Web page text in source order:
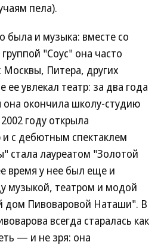
пела).
была и музыка: вместе со
"Соус" она часто
Москвы, Питера, других
увлекал театр: за два года
она окончила школу-студию
году открыла
и с дебютным спектаклем
стала лауреатом "Золотой
время у нее был еще и
музыкой, театром и модой
Пивоваровой Наташи". В
всегда старалась как
— и не зря: она